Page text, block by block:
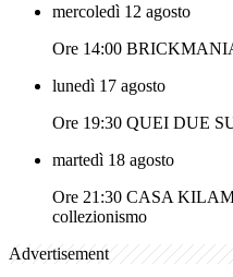
mercoledì 12 agosto
Ore 14:00
lunedì 17 agosto
Ore 19:30 QUEI DUE
martedì 18 agosto
Ore 21:30 CASA
collezionismo
Advertisement